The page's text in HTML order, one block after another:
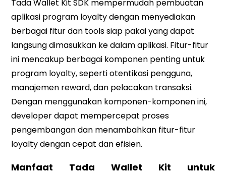
Tada Wallet Kit SDK mempermudah pembuatan
aplikasi program loyalty dengan menyediakan
berbagai fitur dan tools siap pakai yang dapat
langsung dimasukkan ke dalam aplikasi. Fitur-fitur
ini mencakup berbagai komponen penting untuk
program loyalty, seperti otentikasi pengguna,
manajemen reward, dan pelacakan transaksi.
Dengan menggunakan komponen-komponen ini,
developer dapat mempercepat proses
pengembangan dan menambahkan fitur-fitur
loyalty dengan cepat dan efisien.
Manfaat Tada Wallet Kit untuk